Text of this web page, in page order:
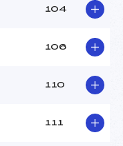
104
106
110
111